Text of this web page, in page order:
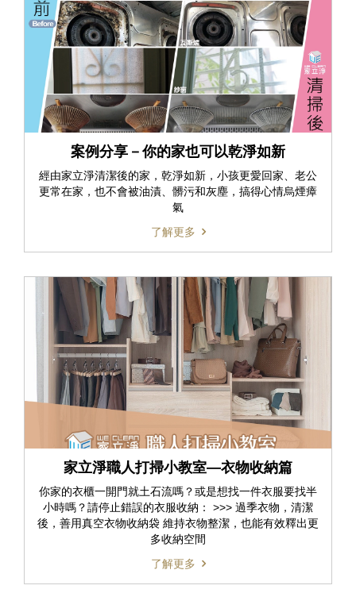
案例分享－你的家也可以乾淨如新
經由家立淨清潔後的家，乾淨如新，小孩更愛回家、老公
更常在家，也不會被油漬、髒污和灰塵，搞得心情烏煙瘴
氣
了解更多
家立淨職人打掃小教室—衣物收納篇
你家的衣櫃一開門就土石流嗎？或是想找一件衣服要找半
小時嗎？請停止錯誤的衣服收納： >>> 過季衣物，清潔
後，善用真空衣物收納袋 維持衣物整潔，也能有效釋出更
多收納空間
了解更多